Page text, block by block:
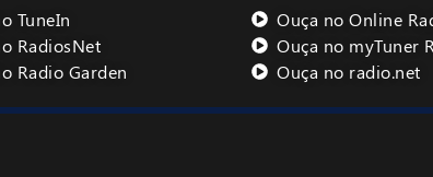
TuneIn
RadiosNet
Radio Garden
Ouça no Online
Ouça no myTuner
Ouça no radio.net